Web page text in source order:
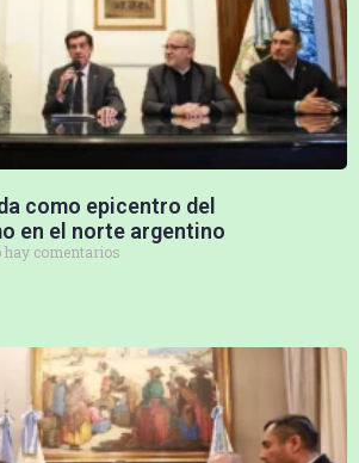
como epicentro del
en el norte argentino
hay comentarios